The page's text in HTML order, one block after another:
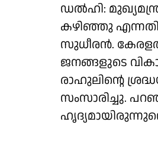
ഡൽഹി:
കഴിഞ്ഞു
സുധീരൻ.
ജനങ്ങളുടെ
രാഹുലിന്റെ
സംസാരിച്ചു.